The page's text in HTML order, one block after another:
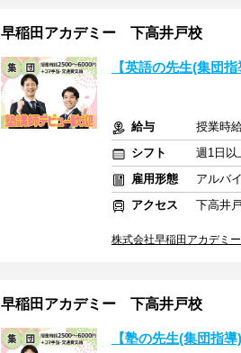
早稲田アカデミー 下高井戸校
【英語の先生(集団
給与
授業時
シフト
週1日以
雇用形態
アルバ
アクセス
下高井
株式会社早稲田アカデミ
早稲田アカデミー 下高井戸校
【塾の先生(集団指